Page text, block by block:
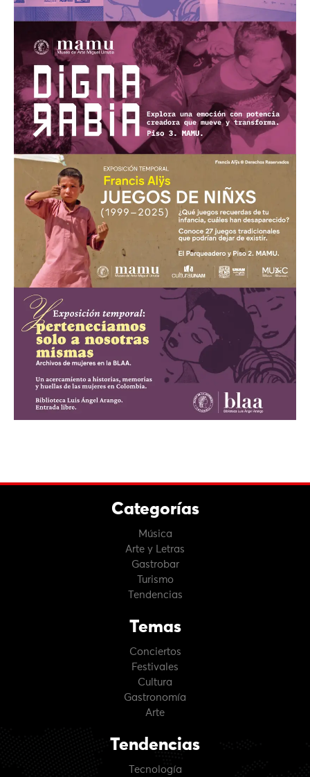
Categorías
Música
Arte y Letras
Gastrobar
Turismo
Tendencias
Temas
Conciertos
Festivales
Cultura
Gastronomía
Arte
Tendencias
Tecnología